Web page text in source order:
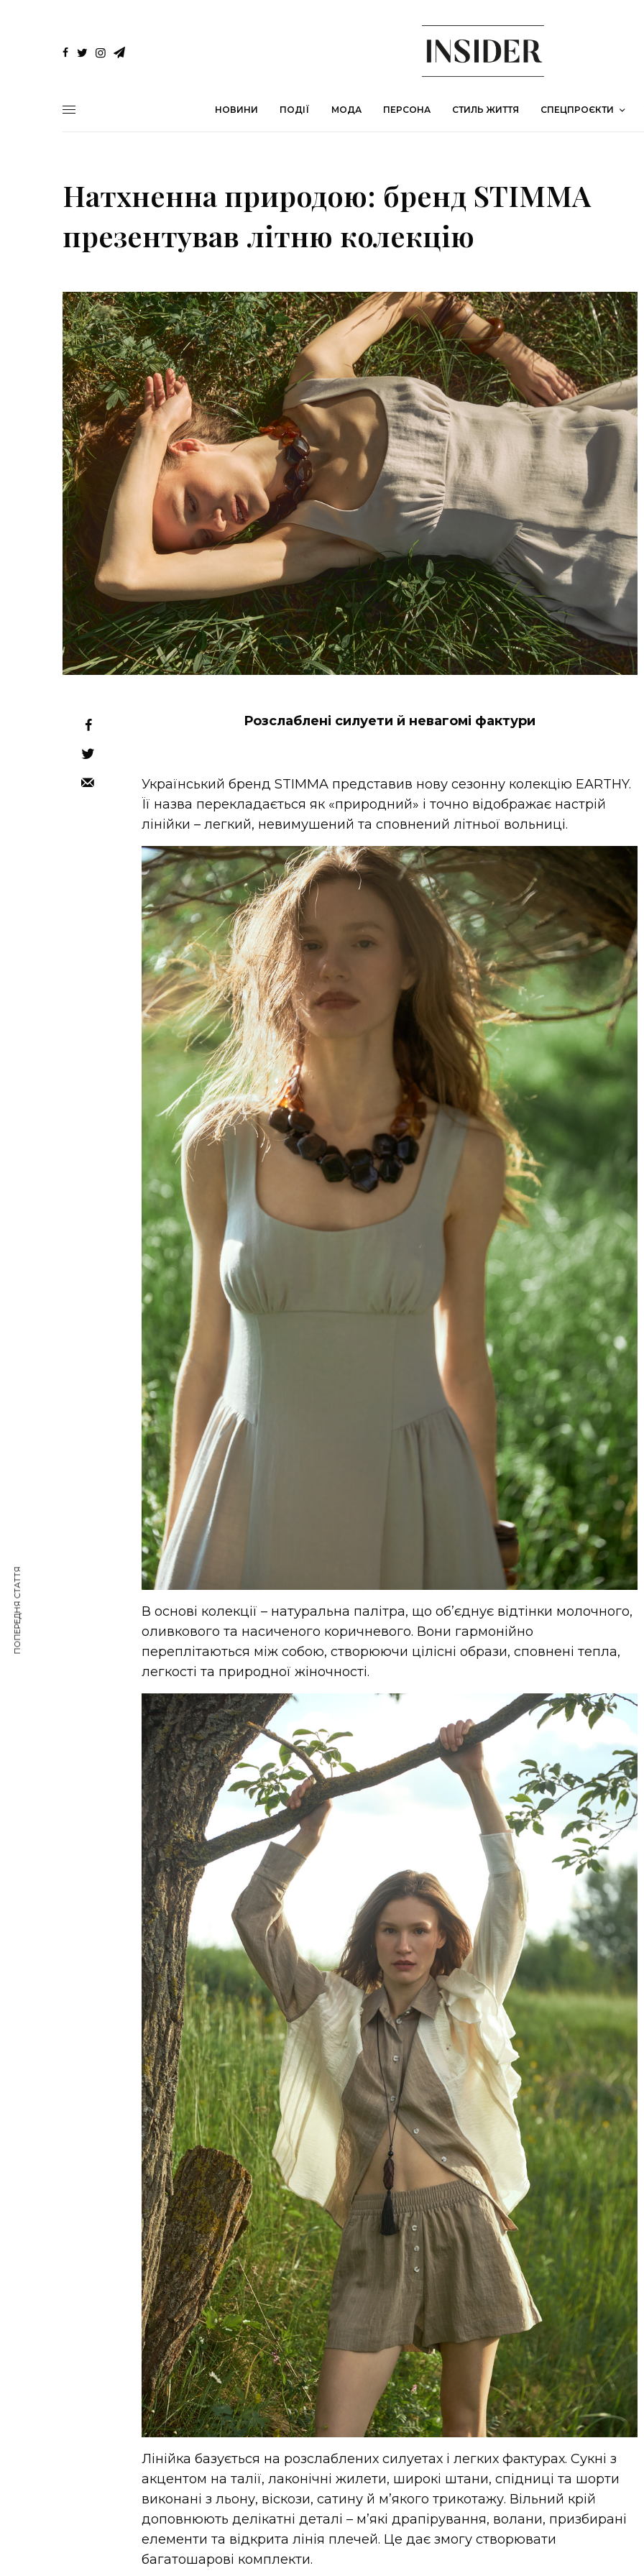
НОВИНИ ПОДІЇ МОДА ПЕРСОНА СТИЛЬ ЖИТТЯ СПЕЦПРОЄКТИ
Натхненна природою: бренд STIMMA
презентував літню колекцію
Розслаблені силуети й невагомі фактури
Український бренд STIMMA представив нову сезонну колекцію EARTHY.
Її назва перекладається як «природний» і точно відображає настрій
лінійки – легкий, невимушений та сповнений літньої вольниці.
В основі колекції – натуральна палітра, що об’єднує відтінки молочного,
оливкового та насиченого коричневого. Вони гармонійно
переплітаються між собою, створюючи цілісні образи, сповнені тепла,
легкості та природної жіночності.
Лінійка базується на розслаблених силуетах і легких фактурах. Сукні з
акцентом на талії, лаконічні жилети, широкі штани, спідниці та шорти
виконані з льону, віскози, сатину й м’якого трикотажу. Вільний крій
доповнюють делікатні деталі – м’які драпірування, волани, призбирані
елементи та відкрита лінія плечей. Це дає змогу створювати
багатошарові комплекти.
ПОПЕРЕДНЯ СТАТТЯ